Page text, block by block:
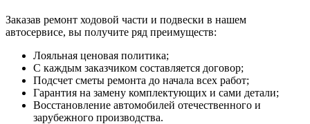
Заказав ремонт ходовой части и подвески в нашем
автосервисе, вы получите ряд преимуществ:
Лояльная ценовая политика;
С каждым заказчиком составляется договор;
Подсчет сметы ремонта до начала всех работ;
Гарантия на замену комплектующих и сами детали;
Восстановление автомобилей отечественного и
зарубежного производства.